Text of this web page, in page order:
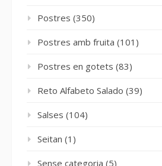
Postres (350)
Postres amb fruita (101)
Postres en gotets (83)
Reto Alfabeto Salado (39)
Salses (104)
Seitan (1)
Sense categoria (5)